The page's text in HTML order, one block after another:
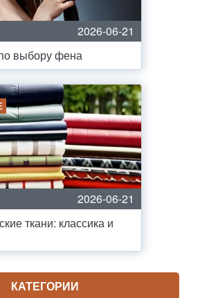
2026-06-21
выбору фена
2026-06-21
ткани: классика и
КАТЕГОРИИ